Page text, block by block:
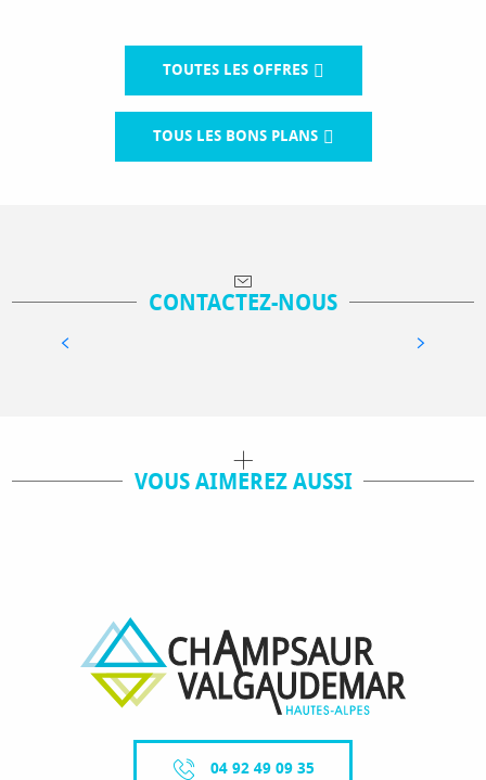
TOUTES LES OFFRES
TOUS LES BONS PLANS
CONTACTEZ-NOUS
VOUS AIMEREZ AUSSI
04 92 49 09 35